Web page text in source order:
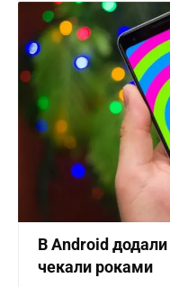
В Android додали
чекали роками